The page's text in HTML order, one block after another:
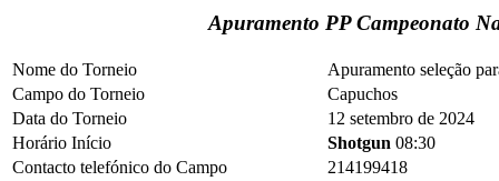
Apuramento PP Campeonato
Nome do Torneio
Apuramento seleção
Campo do Torneio
Capuchos
Data do Torneio
12 setembro de 2024
Horário Início
Shotgun 08:30
Contacto telefónico do Campo
214199418